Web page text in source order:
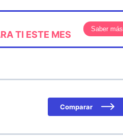
TI ESTE MES
Saber más
Comparar